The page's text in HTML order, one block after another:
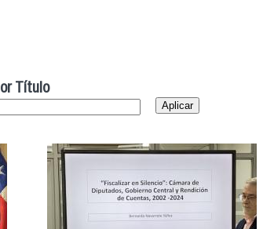
Título